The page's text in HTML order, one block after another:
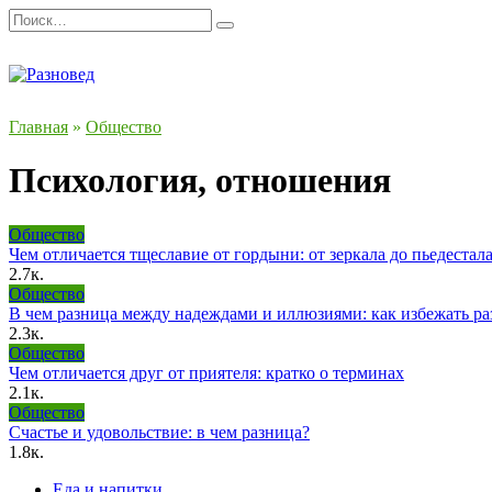
Перейти
к
Search
for:
Главная » Общество
Психология, отношения
Общество
Чем отличается тщеславие от гордыни: от зеркала до пьедестала
2.7к.
Общество
В чем разница между надеждами и иллюзиями: как избежать
2.3к.
Общество
Чем отличается друг от приятеля: кратко о терминах
2.1к.
Общество
Счастье и удовольствие: в чем разница?
1.8к.